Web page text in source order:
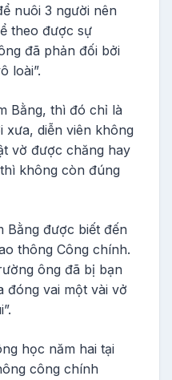
nuôi 3 người nên
theo được sự
đã phản đối bởi
loài”.
Bằng, thì đó chỉ là
xưa, diễn viên không
vờ được chăng hay
không còn đúng
Bằng được biết đến
thông Công chính.
ông đã bị bạn
đóng vai một vài vở
học năm hai tại
công chính